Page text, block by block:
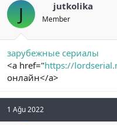
J jutkolika
Member
зарубежные сериалы
<a href="https://
онлайн</a>
1 Ağu 2022